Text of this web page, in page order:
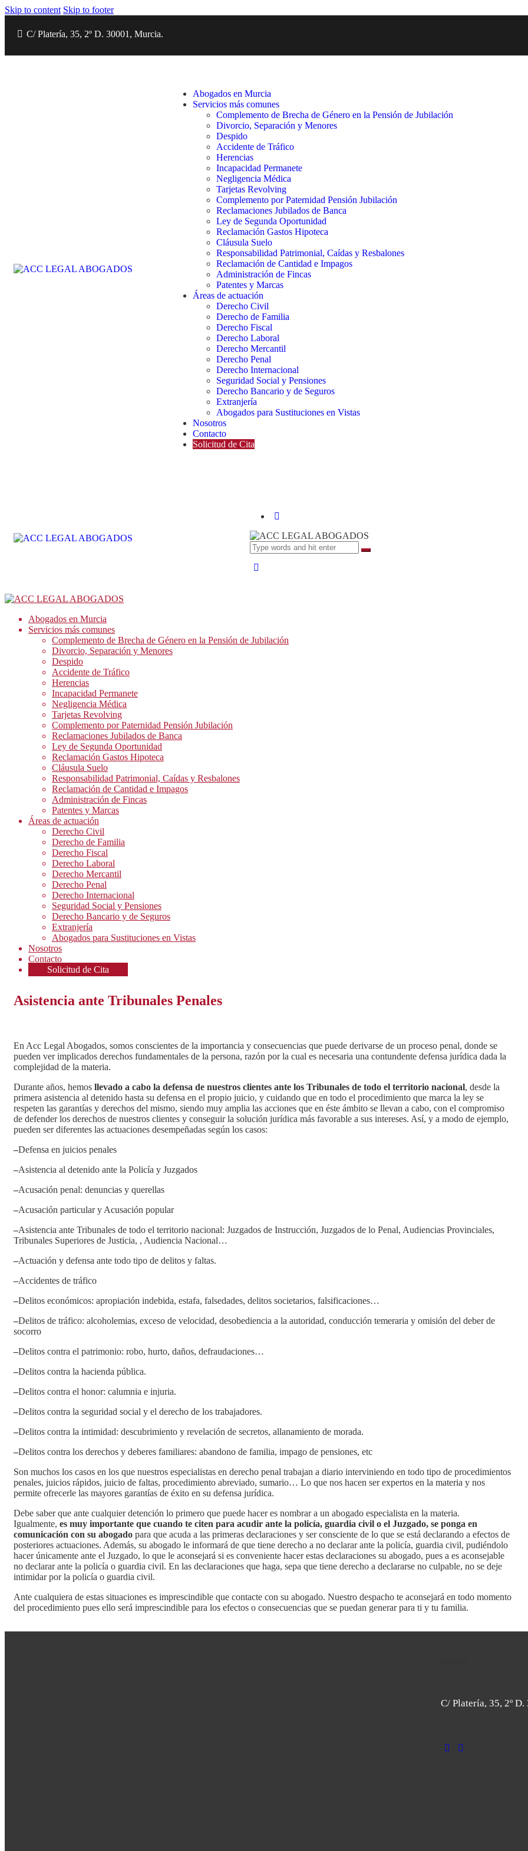
Skip to content Skip to footer
C/ Platería, 35, 2º D. 30001, Murcia.
Abogados en Murcia
Servicios más comunes
Complemento de Brecha de Género en la Pensión de Jubilación
Divorcio, Separación y Menores
Despido
Accidente de Tráfico
Herencias
Incapacidad Permanete
Negligencia Médica
Tarjetas Revolving
Complemento por Paternidad Pensión Jubilación
Reclamaciones Jubilados de Banca
Ley de Segunda Oportunidad
Reclamación Gastos Hipoteca
Cláusula Suelo
Responsabilidad Patrimonial, Caídas y Resbalones
Reclamación de Cantidad e Impagos
Administración de Fincas
Patentes y Marcas
Áreas de actuación
Derecho Civil
Derecho de Familia
Derecho Fiscal
Derecho Laboral
Derecho Mercantil
Derecho Penal
Derecho Internacional
Seguridad Social y Pensiones
Derecho Bancario y de Seguros
Extranjería
Abogados para Sustituciones en Vistas
Nosotros
Contacto
Solicitud de Cita
Abogados en Murcia
Servicios más comunes
Complemento de Brecha de Género en la Pensión de Jubilación
Divorcio, Separación y Menores
Despido
Accidente de Tráfico
Herencias
Incapacidad Permanete
Negligencia Médica
Tarjetas Revolving
Complemento por Paternidad Pensión Jubilación
Reclamaciones Jubilados de Banca
Ley de Segunda Oportunidad
Reclamación Gastos Hipoteca
Cláusula Suelo
Responsabilidad Patrimonial, Caídas y Resbalones
Reclamación de Cantidad e Impagos
Administración de Fincas
Patentes y Marcas
Áreas de actuación
Derecho Civil
Derecho de Familia
Derecho Fiscal
Derecho Laboral
Derecho Mercantil
Derecho Penal
Derecho Internacional
Seguridad Social y Pensiones
Derecho Bancario y de Seguros
Extranjería
Abogados para Sustituciones en Vistas
Nosotros
Contacto
Solicitud de Cita
Asistencia ante Tribunales Penales
En Acc Legal Abogados, somos conscientes de la importancia y consecuencias que puede derivarse de un proceso penal, donde se
pueden ver implicados derechos fundamentales de la persona, razón por la cual es necesaria una contundente defensa jurídica dada la
complejidad de la materia.
Durante años, hemos llevado a cabo la defensa de nuestros clientes ante los Tribunales de todo el territorio nacional, desde la
primera asistencia al detenido hasta su defensa en el propio juicio, y cuidando que en todo el procedimiento que marca la ley se
respeten las garantías y derechos del mismo, siendo muy amplia las acciones que en éste ámbito se llevan a cabo, con el compromiso
de defender los derechos de nuestros clientes y conseguir la solución jurídica más favorable a sus intereses. Así, y a modo de ejemplo,
pueden ser diferentes las actuaciones desempeñadas según los casos:
–Defensa en juicios penales
–Asistencia al detenido ante la Policía y Juzgados
–Acusación penal: denuncias y querellas
–Acusación particular y Acusación popular
–Asistencia ante Tribunales de todo el territorio nacional: Juzgados de Instrucción, Juzgados de lo Penal, Audiencias Provinciales,
Tribunales Superiores de Justicia, , Audiencia Nacional…
–Actuación y defensa ante todo tipo de delitos y faltas.
–Accidentes de tráfico
–Delitos económicos: apropiación indebida, estafa, falsedades, delitos societarios, falsificaciones…
–Delitos de tráfico: alcoholemias, exceso de velocidad, desobediencia a la autoridad, conducción temeraria y omisión del deber de
socorro
–Delitos contra el patrimonio: robo, hurto, daños, defraudaciones…
–Delitos contra la hacienda pública.
–Delitos contra el honor: calumnia e injuria.
–Delitos contra la seguridad social y el derecho de los trabajadores.
–Delitos contra la intimidad: descubrimiento y revelación de secretos, allanamiento de morada.
–Delitos contra los derechos y deberes familiares: abandono de familia, impago de pensiones, etc
Son muchos los casos en los que nuestros especialistas en derecho penal trabajan a diario interviniendo en todo tipo de procedimientos
penales, juicios rápidos, juicio de faltas, procedimiento abreviado, sumario… Lo que nos hacen ser expertos en la materia y nos
permite ofrecerle las mayores garantías de éxito en su defensa jurídica.
Debe saber que ante cualquier detención lo primero que puede hacer es nombrar a un abogado especialista en la materia.
Igualmente, es muy importante que cuando te citen para acudir ante la policía, guardia civil o el Juzgado, se ponga en
comunicación con su abogado para que acuda a las primeras declaraciones y ser consciente de lo que se está declarando a efectos de
posteriores actuaciones. Además, su abogado le informará de que tiene derecho a no declarar ante la policía, guardia civil, pudiéndolo
hacer únicamente ante el Juzgado, lo que le aconsejará si es conveniente hacer estas declaraciones su abogado, pues a es aconsejable
no declarar ante la policía o guardia civil. En las declaraciones que haga, sepa que tiene derecho a declararse no culpable, no se deje
intimidar por la policía o guardia civil.
Ante cualquiera de estas situaciones es imprescindible que contacte con su abogado. Nuestro despacho te aconsejará en todo momento
del procedimiento pues ello será imprescindible para los efectos o consecuencias que se puedan generar para ti y tu familia.
C/ Platería, 35, 2º